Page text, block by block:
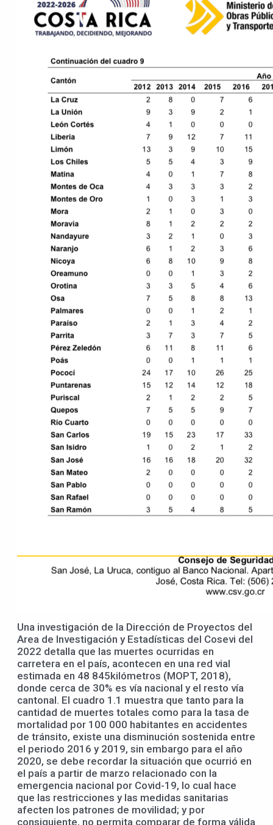
Una investigación de la Dirección de Proyectos del
Area de Investigación y Estadísticas del Cosevi del
2022 detalla que las muertes ocurridas en
carretera en el país, acontecen en una red vial
estimada en 48 845kilómetros (MOPT, 2018),
donde cerca de 30% es vía nacional y el resto vía
cantonal. El cuadro 1.1 muestra que tanto para la
cantidad de muertes totales como para la tasa de
mortalidad por 100 000 habitantes en accidentes
de tránsito, existe una disminución sostenida entre
el periodo 2016 y 2019, sin embargo para el año
2020, se debe recordar la situación que ocurrió en
el país a partir de marzo relacionado con la
emergencia nacional por Covid-19, lo cual hace
que las restricciones y las medidas sanitarias
afecten los patrones de movilidad; y por
consiguiente, no permita comparar de forma válida